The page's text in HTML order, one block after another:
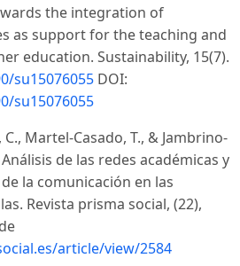
the integration of
as support for the teaching and
education. Sustainability, 15(7).
su15076055 DOI:
su15076055
Martel-Casado, T., & Jambrino-
de las redes académicas y
la comunicación en las
Revista prisma social, (22),
article/view/2584